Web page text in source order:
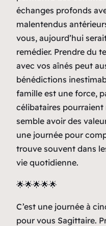
échanges profonds
malentendus
vous, aujourd’hui
remédier. Prendre du
avec vos aînés peut
bénédictions
famille est une force,
célibataires
semble avoir des
une journée pour
trouve souvent dans
vie quotidienne.
🌟🌟🌟🌟🌟
C’est une journée à
pour vous Sagittaire.